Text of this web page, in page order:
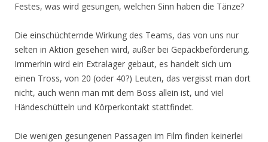
Festes, was wird gesungen, welchen Sinn haben die Tänze?
Die einschüchternde Wirkung des Teams, das von uns nur
selten in Aktion gesehen wird, außer bei Gepäckbeförderung.
Immerhin wird ein Extralager gebaut, es handelt sich um
einen Tross, von 20 (oder 40?) Leuten, das vergisst man dort
nicht, auch wenn man mit dem Boss allein ist, und viel
Händeschütteln und Körperkontakt stattfindet.
Die wenigen gesungenen Passagen im Film finden keinerlei